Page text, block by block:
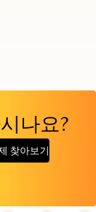
나요?
찾아보기